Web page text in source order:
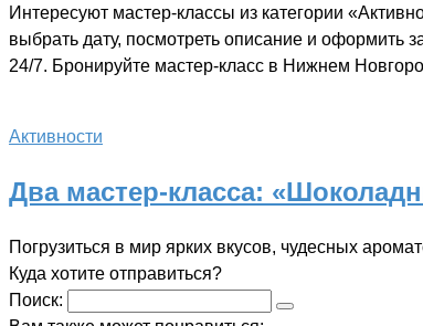
Интересуют мастер-классы из категории
выбрать дату, посмотреть описание и оформить
24/7. Бронируйте мастер-класс в Нижнем
Активности
Два мастер-класса:
Погрузиться в мир ярких вкусов, чудесных
Куда хотите отправиться?
Поиск: